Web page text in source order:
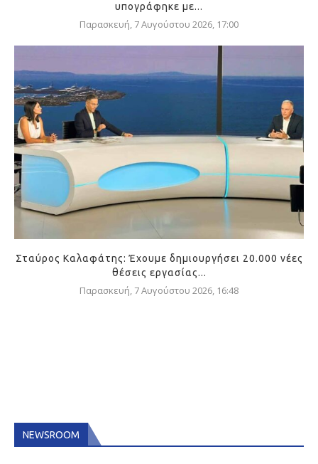
υπογράφηκε με...
Παρασκευή, 7 Αυγούστου 2026, 17:00
Σταύρος Καλαφάτης: Έχουμε δημιουργήσει 20.000 νέες
θέσεις εργασίας...
Παρασκευή, 7 Αυγούστου 2026, 16:48
NEWSROOM